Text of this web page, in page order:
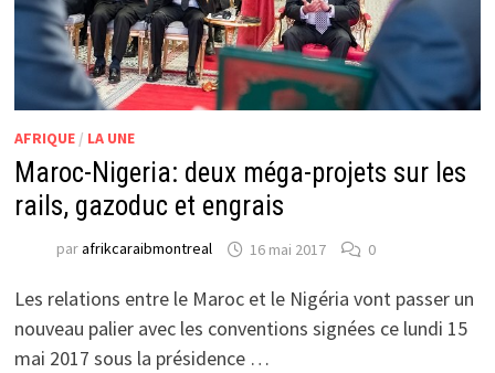
AFRIQUE/ LA UNE
Maroc-Nigeria: deux méga-projets sur les
rails, gazoduc et engrais
parafrikcaraibmontreal 16 mai 2017 0
Les relations entre le Maroc et le Nigéria vont passer un
nouveau palier avec les conventions signées ce lundi 15
mai 2017 sous la présidence …